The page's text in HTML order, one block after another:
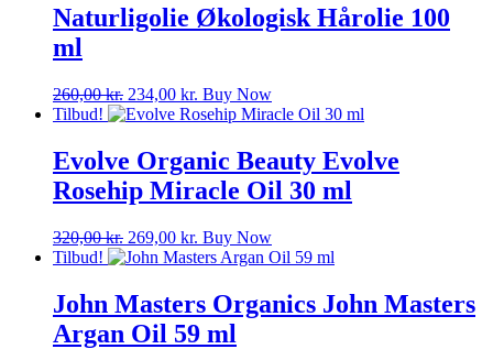
var:
99,00 kr..84,11 kr..
Naturligolie Økologisk Hårolie 100
ml
260,00kr. Den
oprindelige
var:
260,00 kr..
234,00 kr. Den
aktuelle
er:
234,00 kr..
Buy Now
Tilbud!
Evolve Organic Beauty Evolve
Rosehip Miracle Oil 30 ml
320,00kr. Den
oprindelige
var:
320,00 kr..
269,00 kr. Den
aktuelle
er:
269,00 kr..
Buy Now
Tilbud!
John Masters Organics John Masters
Argan Oil 59 ml